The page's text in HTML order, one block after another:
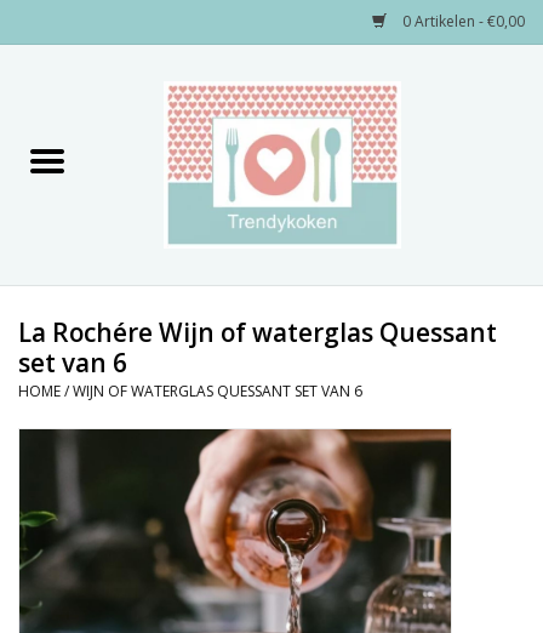
0 Artikelen - €0,00
Decoratie
Keukengerei
Kids only
Alles zien
La Rochére Wijn of waterglas Quessant
set van 6
HOME/WIJN OF WATERGLAS QUESSANT SET VAN 6